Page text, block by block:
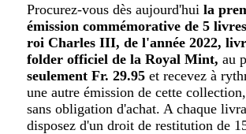
Procurez-vous dès aujourd'hui la
émission commémorative de 5
roi Charles III, de l'année 2022,
folder officiel de la Royal Mint, au
seulement Fr. 29.95 et recevez à
une autre émission de cette
sans obligation d'achat. A chaque
disposez d'un droit de restitution de